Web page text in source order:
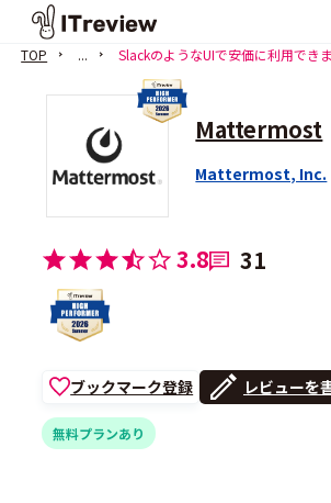
TOP ... SlackのようなUIで安価に利用でき
Mattermost
Mattermost, Inc.
3.8 31
ブックマーク登録 レビューを
無料プランあり